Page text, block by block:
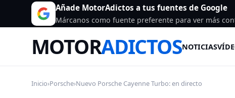
Añade MotorAdictos a tus fuentes de Google
Márcanos como fuente preferente para ver más
MOTORADICTOSNOTICIAS
Inicio›Porsche›Nuevo Porsche Cayenne Turbo: en directo